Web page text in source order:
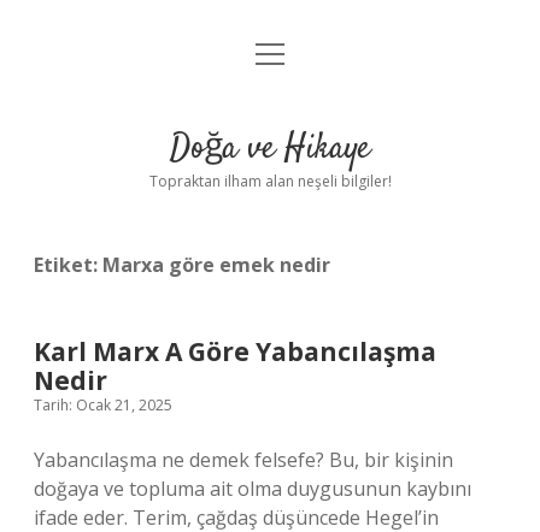
Anasayfa
Yasal Uyarı
menüyü
Doğa ve Hikaye
Topraktan ilham alan neşeli bilgiler!
Etiket: Marxa göre emek nedir
Karl Marx A Göre Yabancılaşma
Nedir
Tarih: Ocak 21, 2025
Yabancılaşma ne demek felsefe? Bu, bir kişinin
doğaya ve topluma ait olma duygusunun kaybını
ifade eder. Terim, çağdaş düşüncede Hegel’in